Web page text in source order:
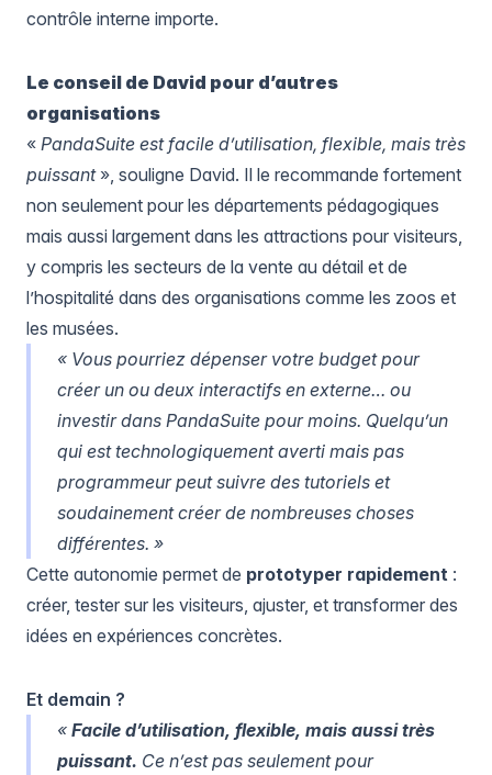
contrôle interne importe.
Le conseil de David pour d’autres
organisations
« PandaSuite est facile d’utilisation, flexible, mais très
puissant», souligne David. Il le recommande fortement
non seulement pour les départements pédagogiques
mais aussi largement dans les attractions pour visiteurs,
y compris les secteurs de la vente au détail et de
l’hospitalité dans des organisations comme les zoos et
les musées.
« Vous pourriez dépenser votre budget pour
créer un ou deux interactifs en externe… ou
investir dans PandaSuite pour moins. Quelqu’un
qui est technologiquement averti mais pas
programmeur peut suivre des tutoriels et
soudainement créer de nombreuses choses
différentes. »
Cette autonomie permet de prototyper rapidement :
créer, tester sur les visiteurs, ajuster, et transformer des
idées en expériences concrètes.
Et demain ?
« Facile d’utilisation, flexible, mais aussi très
puissant. Ce n’est pas seulement pour